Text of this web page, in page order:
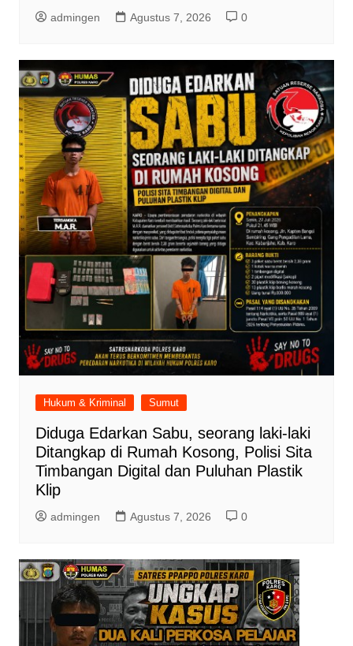
admingen Agustus 7, 2026 0
Hukum & Kriminal Sumut
Diduga Edarkan Sabu, seorang laki-laki
Ditangkap di Rumah Kosong, Polisi Sita
Timbangan Digital dan Puluhan Plastik
Klip
admingen Agustus 7, 2026 0